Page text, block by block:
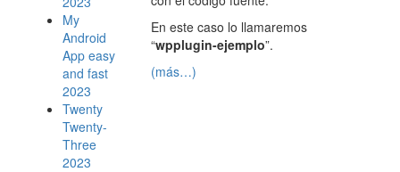
My
Android
App easy
and fast
2023
Twenty
Twenty-
Three
2023
En este caso lo llamaremos
“wpplugin-ejemplo”.
(más…)